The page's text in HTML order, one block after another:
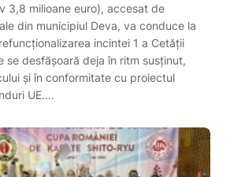
3,8 milioane euro), accesat de
din municipiul Deva, va conduce la
incintei 1 a Cetății
se desfășoară deja în ritm susținut,
și în conformitate cu proiectul
UE.…